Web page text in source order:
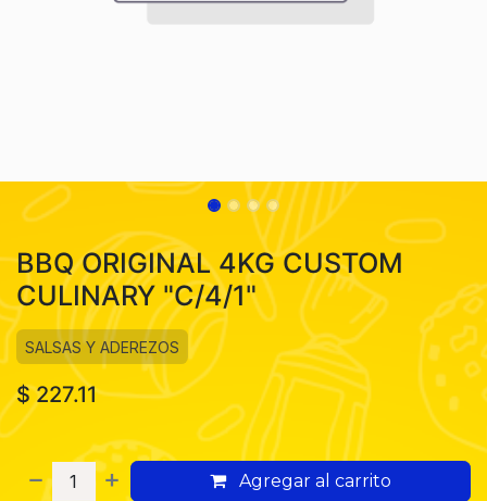
BBQ ORIGINAL 4KG CUSTOM
CULINARY "C/4/1"
SALSAS Y ADEREZOS
$227.11
Agregar al carrito